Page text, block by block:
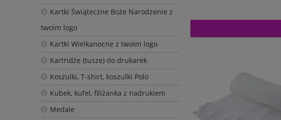
Kartki Świąteczne Boże Narodzenie z
twoim logo
Kartki Wielkanocne z twoim logo
Kartridże (tusze) do drukarek
Koszulki, T-shirt, koszulki Polo
Kubek, kufel, filiżanka z nadrukiem
Medale